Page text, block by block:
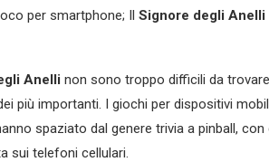
per smartphone; Il Signore degli Anelli
Anelli non sono troppo difficili da
più importanti. I giochi per dispositivi
spaziato dal genere trivia a pinball,
sui telefoni cellulari.